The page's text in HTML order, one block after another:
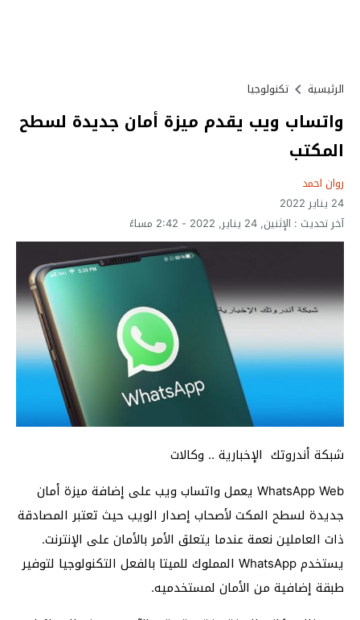
الرئيسية تكنولوجيا
واتساب ويب يقدم ميزة أمان جديدة لسطح
المكتب
روان احمد
24 يناير 2022
آخر تحديث : الإثنين, 24 يناير, 2022 - 2:42 مساءً
شبكة أندروتك الإخبارية .. وكالات
WhatsApp Web يعمل واتساب ويب على إضافة ميزة أمان
جديدة لسطح المكت لأصحاب إصدار الويب حيث تعتبر المصادقة
ذات العاملين نعمة عندما يتعلق الأمر بالأمان على الإنترنت.
يستخدم WhatsApp المملوك للميتا بالفعل التكنولوجيا لتوفير
طبقة إضافية من الأمان لمستخدميه.